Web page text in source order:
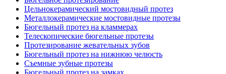
Цельнокерамический мостовидный протез
Металлокерамические мостовидные протезы
Бюгельный протез на кламмерах
Телескопические бюгельные протезы
Протезирование жевательных зубов
Бюгельный протез на нижнюю челюсть
Съемные зубные протезы
Бюгельный протез на замках